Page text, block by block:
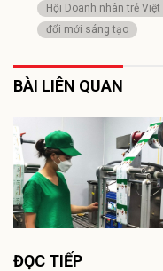
Hội Doanh nhân trẻ Việt
đổi mới sáng tạo
BÀI LIÊN QUAN
ĐỌC TIẾP